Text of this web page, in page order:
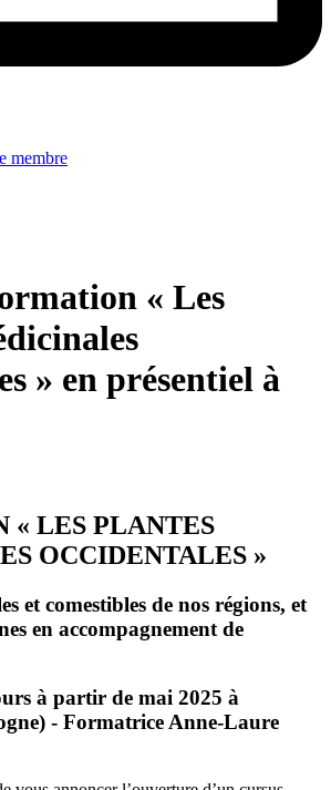
membre
« Les
» en présentiel à
« LES PLANTES
OCCIDENTALES »
et comestibles de nos régions, et
en accompagnement de
à partir de mai 2025 à
- Formatrice Anne-Laure